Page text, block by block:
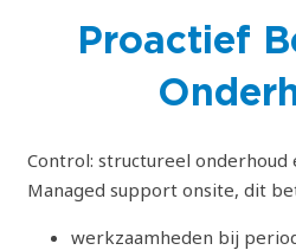
Proactief
Control: structureel
Managed support onsite, dit
werkzaamheden bij